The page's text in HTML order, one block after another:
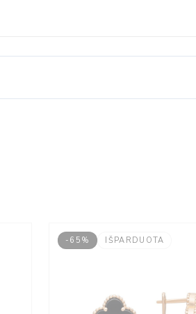
-65% IŠPARDUOTA